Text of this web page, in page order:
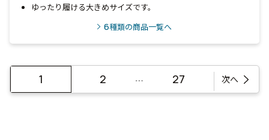
ゆったり履ける大きめサイズです。
6種類の商品一覧へ
1 2 … 27 次へ